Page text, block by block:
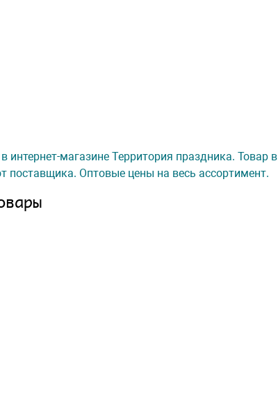
интернет-магазине Территория праздника. Товар в
поставщика. Оптовые цены на весь ассортимент.